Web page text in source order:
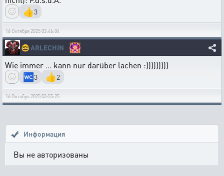
👍3
16 Октября 2025 03:46:04
🤓ARLECHIN
Wie immer ... kann nur darüber lachen :)))))))))
🚾3 👍2
16 Октября 2025 03:55:25
Информация
Вы не авторизованы